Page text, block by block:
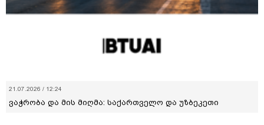
21.07.2026 / 12:24
ვაჭრობა და მის მიღმა: საქართველო და უზბეკეთი